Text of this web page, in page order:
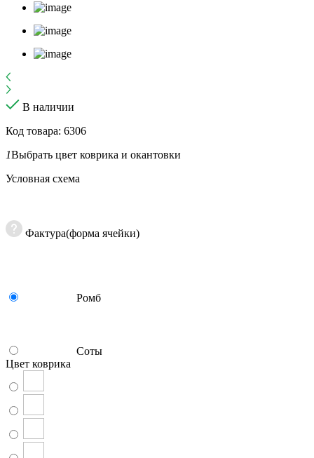
В наличии
Код товара: 6306
1Выбрать цвет коврика и окантовки
Условная схема
Фактура(форма ячейки)
Ромб
Соты
Цвет коврика